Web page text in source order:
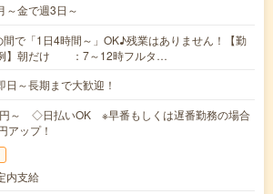
～金で週3日～
で「1日4時間～」OK♪残業はありません！【勤
】朝だけ ：7～12時フルタ…
日～長期まで大歓迎！
～ ◇日払いOK ※早番もしくは遅番勤務の場合
アップ！
内支給